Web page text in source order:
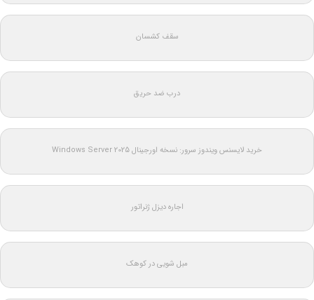
سقف کشسان
درب ضد حریق
خرید لایسنس ویندوز سرور: نسخه اورجینال Windows Server 2025
اجاره دیزل ژنراتور
مبل شویی در کوهک